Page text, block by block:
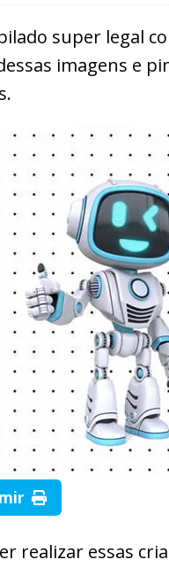
super legal
imagens e
realizar essas